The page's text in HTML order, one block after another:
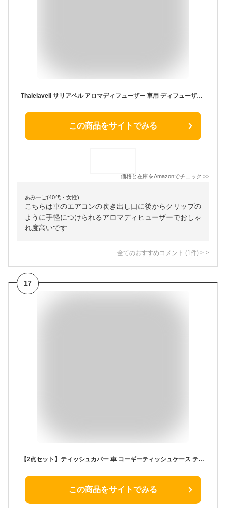
Thaleiaveil サリアベル アロマディフューザー 車用 ディフューザー エアコン吹き出し口用 クリップタイプ 木目 ナチュラル
この商品をサイトでみる
価格と在庫をAmazonでチェック >>
あみーご(40代・女性)
こちらは車のエアコンの吹き出し口に後からクリップの
ように手軽につけられるアロマディヒューザーでおしゃ
れ度高いです
全てのおすすめコメント (1 件) >
17
【2点セット】ティッシュカバー 車 コーギーティッシュケース ティッシュケース ぬいぐるみ 車 車用 洗面所 壁掛け 収納 ボックスティッシュケース 縦置き 可愛い 座席掛け 家用/車用
この商品をサイトでみる